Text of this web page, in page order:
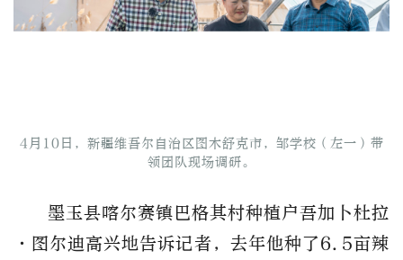
4月10日，新疆维吾尔自治区图木舒克市，邹学校（左一）带
领团队现场调研。
墨玉县喀尔赛镇巴格其村种植户吾加卜杜拉
·图尔迪高兴地告诉记者，去年他种了6.5亩辣